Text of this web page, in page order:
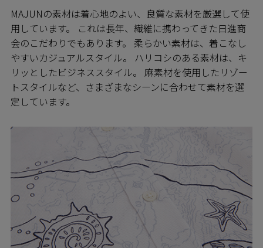
MAJUNの素材は着心地のよい、良質な素材を厳選して使
用しています。 これは長年、繊維に携わってきた日進商
会のこだわりでもあります。 柔らかい素材は、着こなし
やすいカジュアルスタイル。 ハリコシのある素材は、キ
リッとしたビジネススタイル。 麻素材を使用したリゾー
トスタイルなど、さまざまなシーンに合わせて素材を選
定しています。